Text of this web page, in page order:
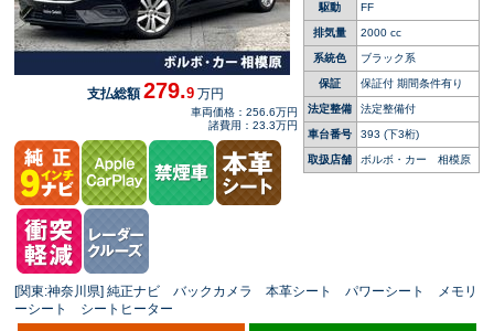
駆動 FF
排気量 2000 cc
系統色 ブラック系
保証 保証付 期間条件有り
法定整備 法定整備付
車台番号 393 (下3桁)
取扱店舗 ボルボ・カー 相模原
支払総額279.9 万円
車両価格：256.6万円
諸費用：23.3万円
[関東:神奈川県] 純正ナビ バックカメラ 本革シート パワーシート メモリ
ーシート シートヒーター